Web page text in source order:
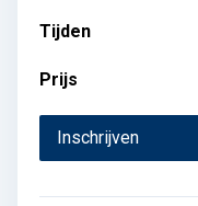
Tijden
Prijs
Inschrijven